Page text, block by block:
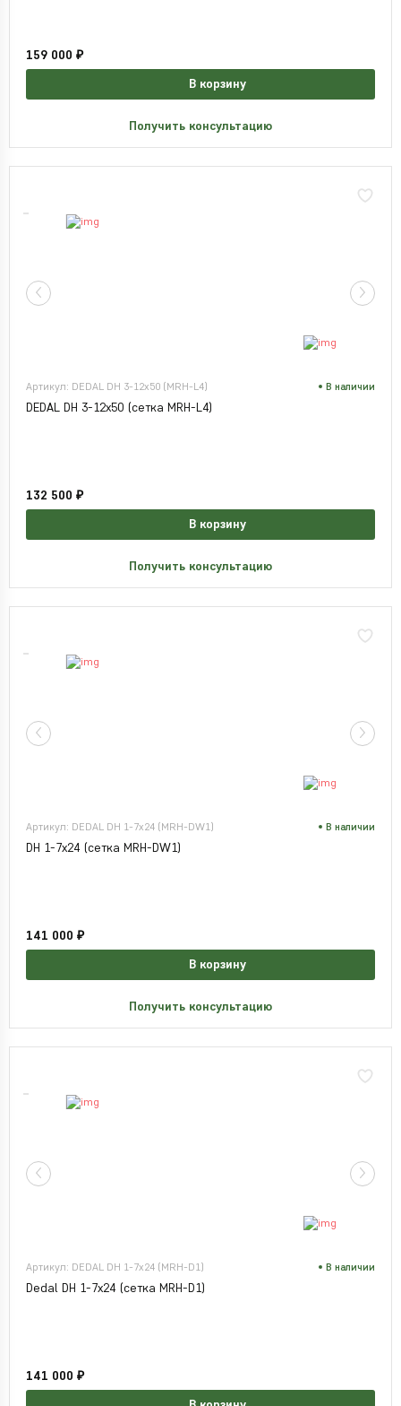
159 000 ₽
В корзину
Получить консультацию
Артикул: DEDAL DH 3-12x50 (MRH-L4) В наличии
DEDAL DH 3-12x50 (сетка MRH-L4)
132 500 ₽
В корзину
Получить консультацию
Артикул: DEDAL DH 1-7x24 (MRH-DW1) В наличии
DH 1-7x24 (сетка MRH-DW1)
141 000 ₽
В корзину
Получить консультацию
Артикул: DEDAL DH 1-7x24 (MRH-D1) В наличии
Dedal DH 1-7x24 (сетка MRH-D1)
141 000 ₽